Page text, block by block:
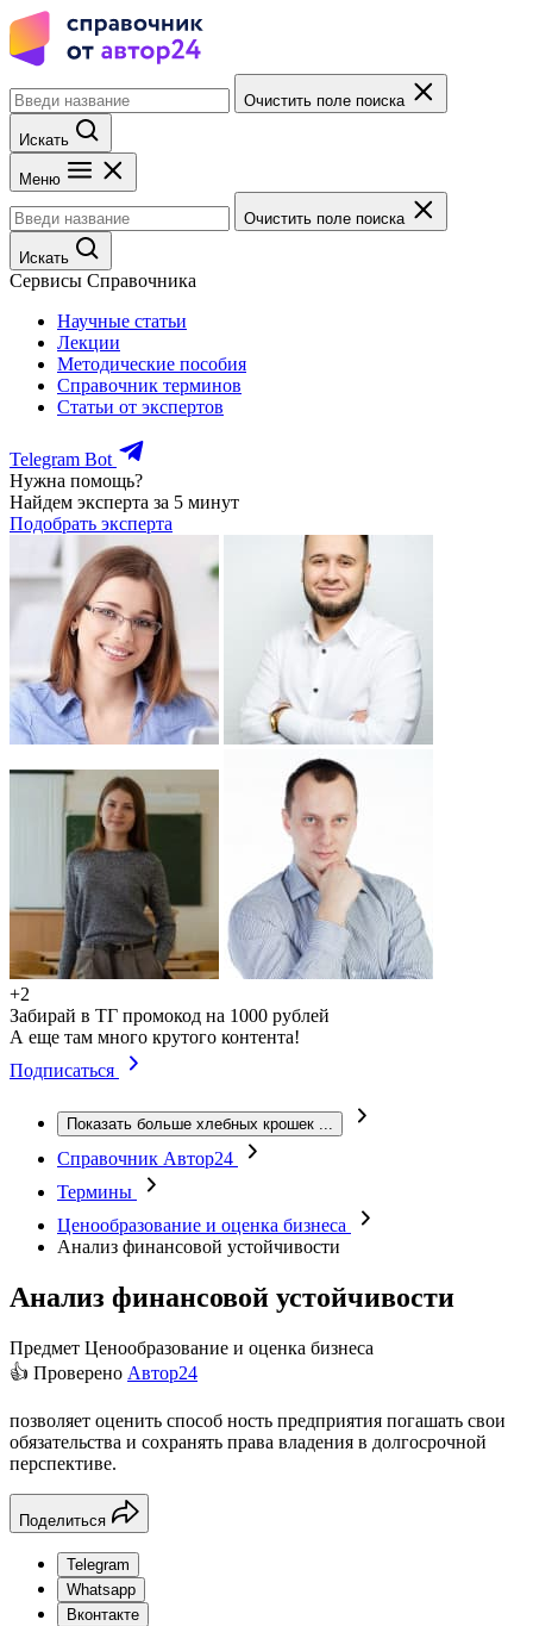
Очистить поле поиска
Искать
Меню
Очистить поле поиска
Искать
Сервисы Справочника
Научные статьи
Лекции
Методические пособия
Справочник терминов
Статьи от экспертов
Telegram Bot
Нужна помощь?
Найдем эксперта за 5 минут
Подобрать эксперта
+2
Забирай в ТГ промокод на 1000 рублей
А еще там много крутого контента!
Подписаться
Показать больше хлебных крошек ...
Справочник Автор24
Термины
Ценообразование и оценка бизнеса
Анализ финансовой устойчивости
Анализ финансовой устойчивости
Предмет Ценообразование и оценка бизнеса
👍 Проверено Автор24
позволяет оценить способ ность предприятия погашать свои
обязательства и сохранять права владения в долгосрочной
перспективе.
Поделиться
Telegram
Whatsapp
Вконтакте